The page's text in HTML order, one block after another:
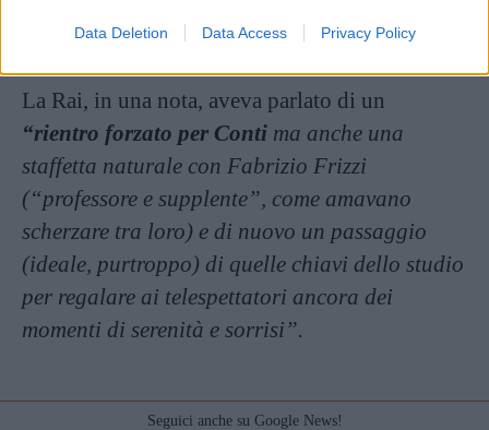
Data Deletion Data Access Privacy Policy
i nostri concorrenti!
La Rai, in una nota, aveva parlato di un
“rientro forzato per Conti ma anche una
staffetta naturale con Fabrizio Frizzi
(“professore e supplente”, come amavano
scherzare tra loro) e di nuovo un passaggio
(ideale, purtroppo) di quelle chiavi dello studio
per regalare ai telespettatori ancora dei
momenti di serenità e sorrisi”.
Seguici anche su Google News!